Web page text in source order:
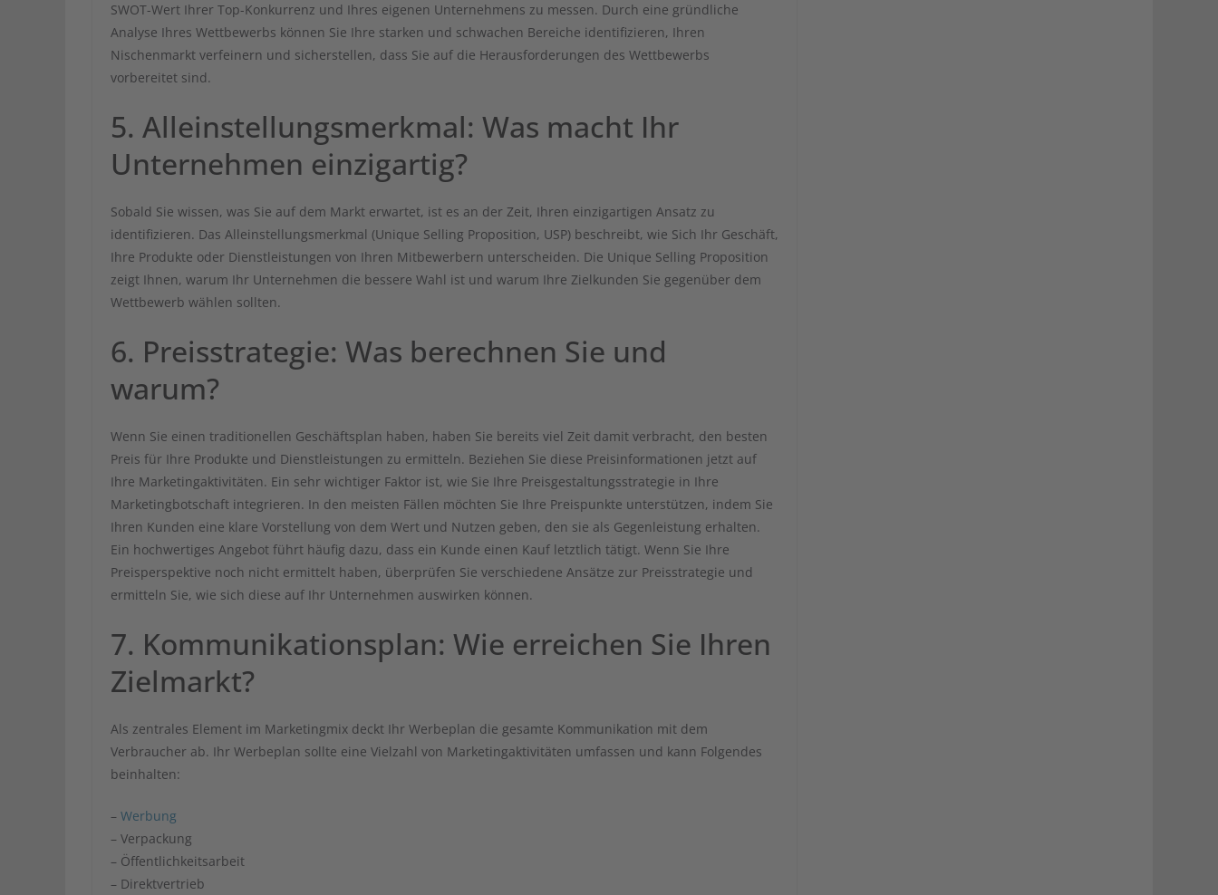
SWOT-Wert Ihrer Top-Konkurrenz und Ihres eigenen Unternehmens zu messen. Durch eine gründliche
Analyse Ihres Wettbewerbs können Sie Ihre starken und schwachen Bereiche identifizieren, Ihren
Nischenmarkt verfeinern und sicherstellen, dass Sie auf die Herausforderungen des Wettbewerbs
vorbereitet sind.
5. Alleinstellungsmerkmal: Was macht Ihr
Unternehmen einzigartig?
Sobald Sie wissen, was Sie auf dem Markt erwartet, ist es an der Zeit, Ihren einzigartigen Ansatz zu
identifizieren. Das Alleinstellungsmerkmal (Unique Selling Proposition, USP) beschreibt, wie Sich Ihr Geschäft,
Ihre Produkte oder Dienstleistungen von Ihren Mitbewerbern unterscheiden. Die Unique Selling Proposition
zeigt Ihnen, warum Ihr Unternehmen die bessere Wahl ist und warum Ihre Zielkunden Sie gegenüber dem
Wettbewerb wählen sollten.
6. Preisstrategie: Was berechnen Sie und
warum?
Wenn Sie einen traditionellen Geschäftsplan haben, haben Sie bereits viel Zeit damit verbracht, den besten
Preis für Ihre Produkte und Dienstleistungen zu ermitteln. Beziehen Sie diese Preisinformationen jetzt auf
Ihre Marketingaktivitäten. Ein sehr wichtiger Faktor ist, wie Sie Ihre Preisgestaltungsstrategie in Ihre
Marketingbotschaft integrieren. In den meisten Fällen möchten Sie Ihre Preispunkte unterstützen, indem Sie
Ihren Kunden eine klare Vorstellung von dem Wert und Nutzen geben, den sie als Gegenleistung erhalten.
Ein hochwertiges Angebot führt häufig dazu, dass ein Kunde einen Kauf letztlich tätigt. Wenn Sie Ihre
Preisperspektive noch nicht ermittelt haben, überprüfen Sie verschiedene Ansätze zur Preisstrategie und
ermitteln Sie, wie sich diese auf Ihr Unternehmen auswirken können.
7. Kommunikationsplan: Wie erreichen Sie Ihren
Zielmarkt?
Als zentrales Element im Marketingmix deckt Ihr Werbeplan die gesamte Kommunikation mit dem
Verbraucher ab. Ihr Werbeplan sollte eine Vielzahl von Marketingaktivitäten umfassen und kann Folgendes
beinhalten:
– Werbung
– Verpackung
– Öffentlichkeitsarbeit
– Direktvertrieb